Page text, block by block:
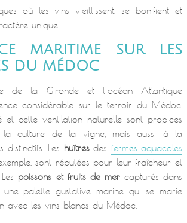
où les vins vieillissent, se bonifient et
unique.
MARITIME SUR LES
DU MÉDOC
de la Gironde et l’océan Atlantique
considérable sur le terroir du Médoc.
et cette ventilation naturelle sont propices
la culture de la vigne, mais aussi à la
distinctifs. Les huîtresdes fermes aquacoles
sont réputées pour leur fraîcheur et
poissons et fruits de mercapturés dans
une palette gustative marine qui se marie
avec les vins blancs du Médoc.